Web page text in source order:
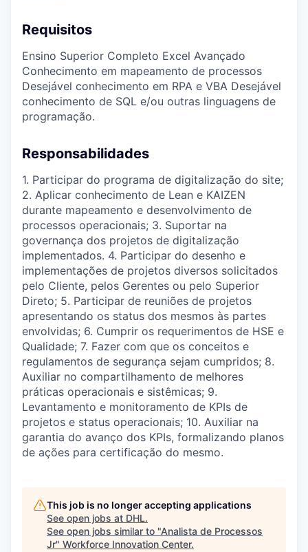
Requisitos
Ensino Superior Completo Excel Avançado
Conhecimento em mapeamento de processos
Desejável conhecimento em RPA e VBA Desejável
conhecimento de SQL e/ou outras linguagens de
programação.
Responsabilidades
1. Participar do programa de digitalização do site;
2. Aplicar conhecimento de Lean e KAIZEN
durante mapeamento e desenvolvimento de
processos operacionais; 3. Suportar na
governança dos projetos de digitalização
implementados. 4. Participar do desenho e
implementações de projetos diversos solicitados
pelo Cliente, pelos Gerentes ou pelo Superior
Direto; 5. Participar de reuniões de projetos
apresentando os status dos mesmos às partes
envolvidas; 6. Cumprir os requerimentos de HSE e
Qualidade; 7. Fazer com que os conceitos e
regulamentos de segurança sejam cumpridos; 8.
Auxiliar no compartilhamento de melhores
práticas operacionais e sistêmicas; 9.
Levantamento e monitoramento de KPIs de
projetos e status operacionais; 10. Auxiliar na
garantia do avanço dos KPIs, formalizando planos
de ações para certificação do mesmo.
This job is no longer accepting applications
See open jobs at DHL.
See open jobs similar to "Analista de Processos
Jr" Workforce Innovation Center.